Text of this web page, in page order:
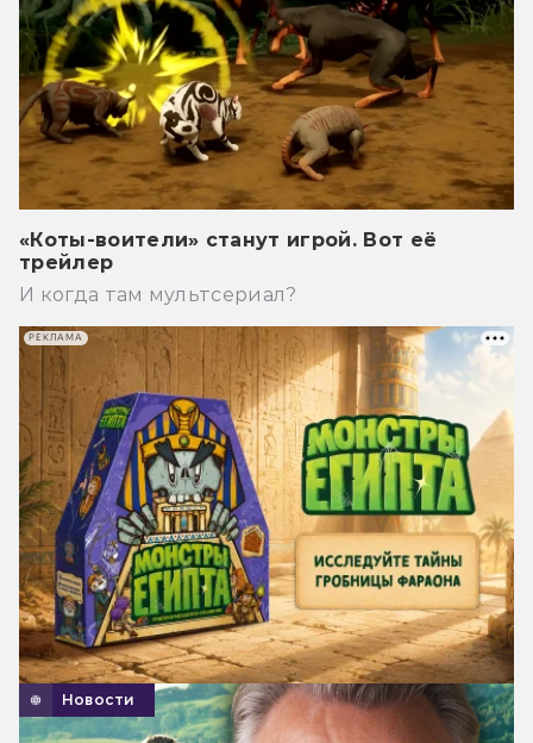
«Коты-воители» станут игрой. Вот её
трейлер
И когда там мультсериал?
Новости
РЕКЛАМА